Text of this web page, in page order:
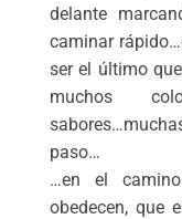
delante
caminar
ser el último
muchos
paso…
…en el
obedecen, que